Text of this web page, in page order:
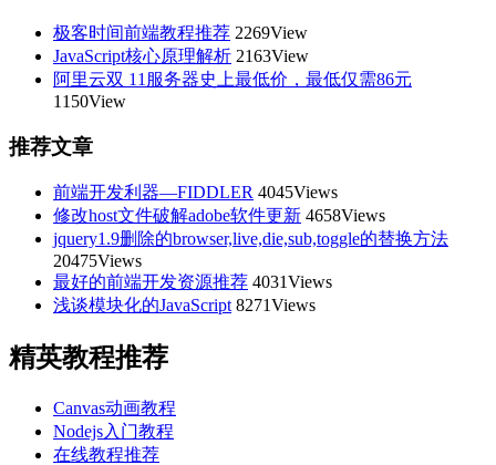
极客时间前端教程推荐 2269View
JavaScript核心原理解析 2163View
阿里云双 11服务器史上最低价，最低仅需86元
1150View
推荐文章
前端开发利器—FIDDLER 4045Views
修改host文件破解adobe软件更新 4658Views
jquery1.9删除的browser,live,die,sub,toggle的替换方法
20475Views
最好的前端开发资源推荐 4031Views
浅谈模块化的JavaScript 8271Views
精英教程推荐
Canvas动画教程
Nodejs入门教程
在线教程推荐